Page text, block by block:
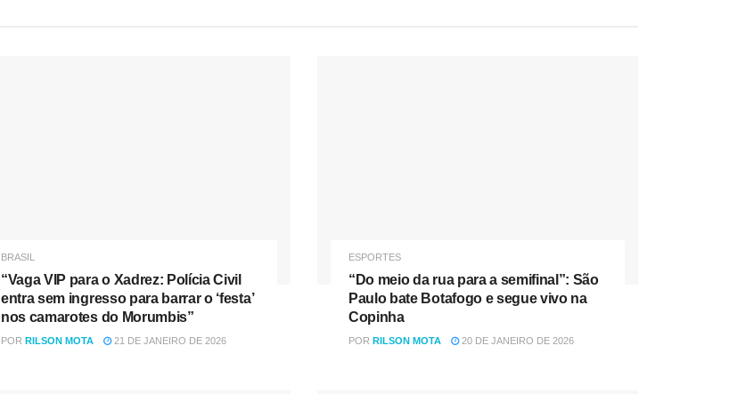
BRASIL
“Vaga VIP para o Xadrez: Polícia Civil
entra sem ingresso para barrar o ‘festa’
nos camarotes do Morumbis”
POR RILSON MOTA 21 DE JANEIRO DE 2026
ESPORTES
“Do meio da rua para a semifinal”: São
Paulo bate Botafogo e segue vivo na
Copinha
POR RILSON MOTA 20 DE JANEIRO DE 2026